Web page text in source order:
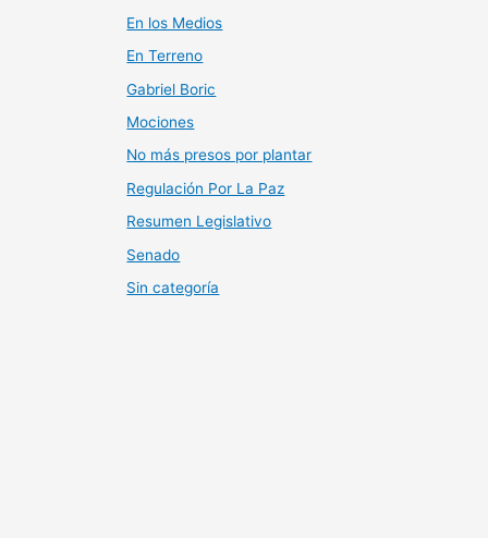
En los Medios
En Terreno
Gabriel Boric
Mociones
No más presos por plantar
Regulación Por La Paz
Resumen Legislativo
Senado
Sin categoría